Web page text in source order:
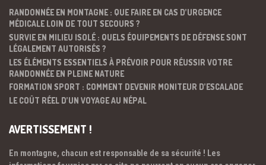
RANDONNÉE EN MONTAGNE : QUE FAIRE EN CAS D’URGENCE
MÉDICALE LOIN DE TOUT SECOURS ?
SURVIE EN MILIEU ISOLÉ : QUELS ÉQUIPEMENTS DE DÉFENSE SONT
LÉGALEMENT AUTORISÉS ?
LES ÉLÉMENTS ESSENTIELS À PRÉVOIR POUR RÉUSSIR VOTRE
RANDONNÉE EN PLEINE NATURE
FORMATION SPORT : COMMENT DEVENIR MONITEUR D’ESCALADE
LE COÛT RÉEL D’UN VOYAGE AU NÉPAL
AVERTISSEMENT !
En montagne, chacun est responsable de sa sécurité ! Les